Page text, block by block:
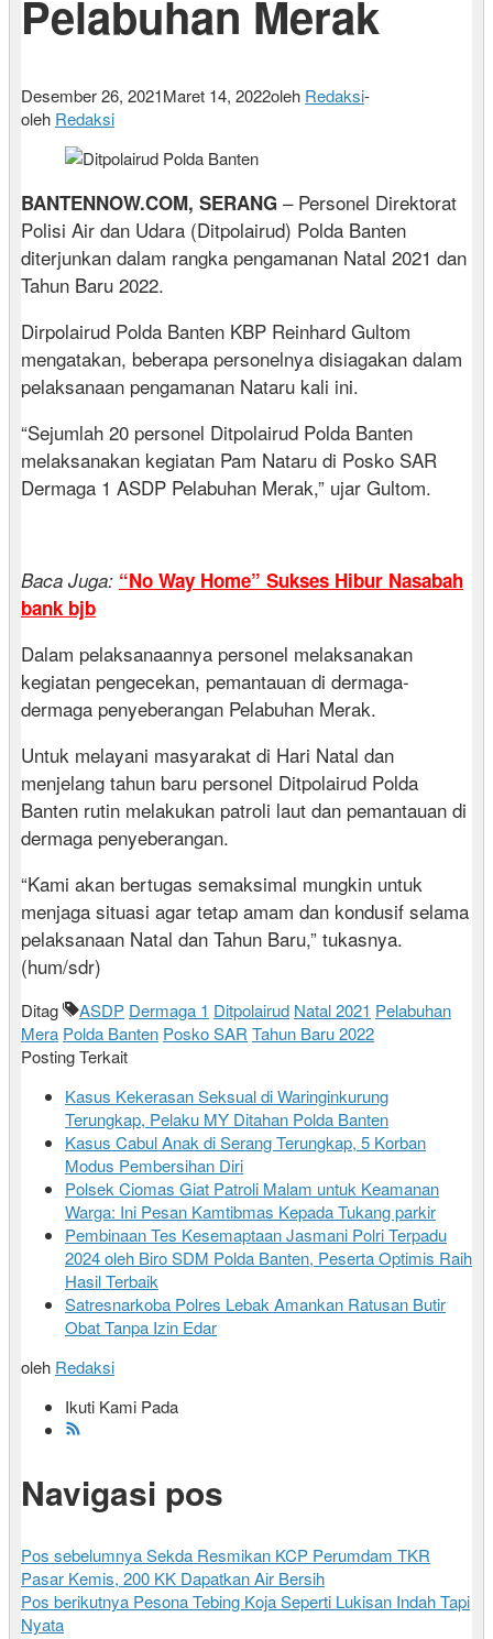
Pelabuhan Merak
Desember 26, 2021Maret 14, 2022oleh Redaksi-
oleh Redaksi
BANTENNOW.COM, SERANG – Personel Direktorat
Polisi Air dan Udara (Ditpolairud) Polda Banten
diterjunkan dalam rangka pengamanan Natal 2021 dan
Tahun Baru 2022.
Dirpolairud Polda Banten KBP Reinhard Gultom
mengatakan, beberapa personelnya disiagakan dalam
pelaksanaan pengamanan Nataru kali ini.
“Sejumlah 20 personel Ditpolairud Polda Banten
melaksanakan kegiatan Pam Nataru di Posko SAR
Dermaga 1 ASDP Pelabuhan Merak,” ujar Gultom.
Baca Juga: “No Way Home” Sukses Hibur Nasabah
bank bjb
Dalam pelaksanaannya personel melaksanakan
kegiatan pengecekan, pemantauan di dermaga-
dermaga penyeberangan Pelabuhan Merak.
Untuk melayani masyarakat di Hari Natal dan
menjelang tahun baru personel Ditpolairud Polda
Banten rutin melakukan patroli laut dan pemantauan di
dermaga penyeberangan.
“Kami akan bertugas semaksimal mungkin untuk
menjaga situasi agar tetap amam dan kondusif selama
pelaksanaan Natal dan Tahun Baru,” tukasnya.
(hum/sdr)
Ditag ASDP Dermaga 1 Ditpolairud Natal 2021 Pelabuhan
Mera Polda Banten Posko SAR Tahun Baru 2022
Posting Terkait
Kasus Kekerasan Seksual di Waringinkurung
Terungkap, Pelaku MY Ditahan Polda Banten
Kasus Cabul Anak di Serang Terungkap, 5 Korban
Modus Pembersihan Diri
Polsek Ciomas Giat Patroli Malam untuk Keamanan
Warga: Ini Pesan Kamtibmas Kepada Tukang parkir
Pembinaan Tes Kesemaptaan Jasmani Polri Terpadu
2024 oleh Biro SDM Polda Banten, Peserta Optimis Raih
Hasil Terbaik
Satresnarkoba Polres Lebak Amankan Ratusan Butir
Obat Tanpa Izin Edar
oleh Redaksi
Ikuti Kami Pada
Navigasi pos
Pos sebelumnyaSekda Resmikan KCP Perumdam TKR
Pasar Kemis, 200 KK Dapatkan Air Bersih
Pos berikutnya Pesona Tebing Koja Seperti Lukisan Indah Tapi
Nyata